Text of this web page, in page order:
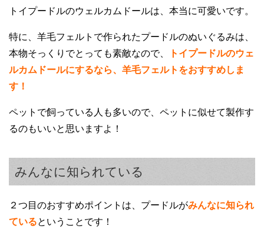
トイプードルのウェルカムドールは、本当に可愛いです。
特に、羊毛フェルトで作られたプードルのぬいぐるみは、
本物そっくりでとっても素敵なので、
トイプードルのウェ
ルカムドールにするなら、羊毛フェルトをおすすめしま
す！
ペットで飼っている人も多いので、ペットに似せて製作す
るのもいいと思いますよ！
みんなに知られている
２つ目のおすすめポイントは、プードルがみんなに知られ
ているということです！